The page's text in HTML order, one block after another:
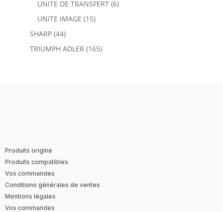
UNITE DE TRANSFERT (6)
UNITE IMAGE (15)
SHARP (44)
TRIUMPH ADLER (165)
Produits origine
Produits compatibles
Vos commandes
Conditions générales de ventes
Mentions légales
Vos commandes